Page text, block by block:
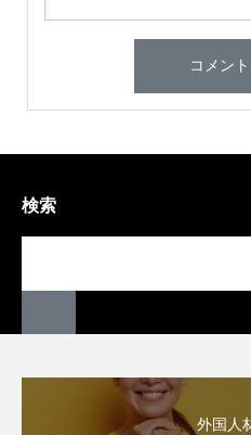
検索
外国人